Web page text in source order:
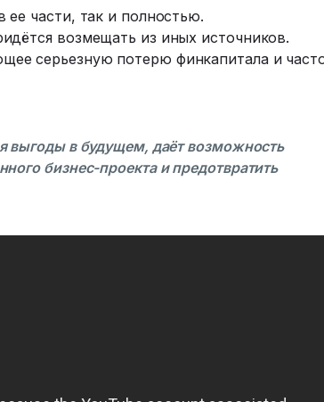
части, так и полностью.
возмещать из иных источников.
серьезную потерю финкапитала и
выгоды в будущем, даёт возможность
бизнес-проекта и предотвратить